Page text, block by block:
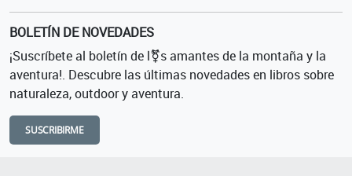
BOLETÍN DE NOVEDADES
¡Suscríbete al boletín de l⚧s amantes de la montaña y la
aventura!. Descubre las últimas novedades en libros sobre
naturaleza, outdoor y aventura.
SUSCRIBIRME